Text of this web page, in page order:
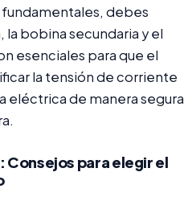
debes
bobina secundaria y el
esenciales para que el
la tensión de corriente
eléctrica de manera segura
para elegir el